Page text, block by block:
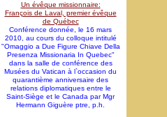
Un évêque missionnaire:
François de Laval, premier évêque
de Québec
Conférence donnée, le 16 mars
2010, au cours du colloque intitulé
"Omaggio a Due Figure Chiave Della
Presenza Missionaria In Quebec"
dans la salle de conférence des
Musées du Vatican à l`occasion du
quarantième anniversaire des
relations diplomatiques entre le
Saint-Siège et le Canada par Mgr
Hermann Giguère ptre, p.h.